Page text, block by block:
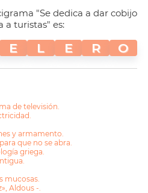
"Se dedica a dar cobijo
a turistas" es:
E L E R O
de televisión.
y armamento.
que no se abra.
griega.
mucosas.
Aldous -.